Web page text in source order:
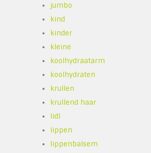
jumbo
kind
kinder
kleine
koolhydraatarm
koolhydraten
krullen
krullend haar
lidl
lippen
lippenbalsem